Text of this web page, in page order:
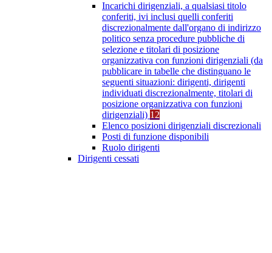
Incarichi dirigenziali, a qualsiasi titolo
conferiti, ivi inclusi quelli conferiti
discrezionalmente dall'organo di indirizzo
politico senza procedure pubbliche di
selezione e titolari di posizione
organizzativa con funzioni dirigenziali (da
pubblicare in tabelle che distinguano le
seguenti situazioni: dirigenti, dirigenti
individuati discrezionalmente, titolari di
posizione organizzativa con funzioni
dirigenziali) 12
Elenco posizioni dirigenziali discrezionali
Posti di funzione disponibili
Ruolo dirigenti
Dirigenti cessati